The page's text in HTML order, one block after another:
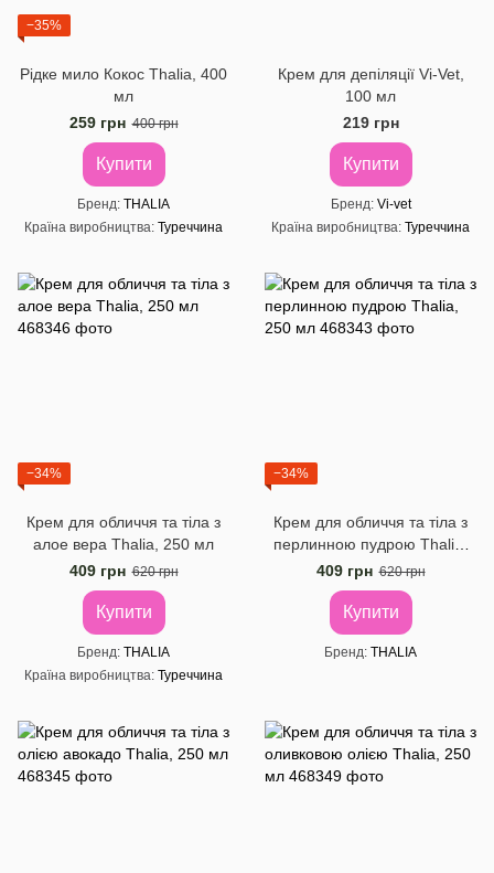
−35%
Рідке мило Кокос Thalia, 400
мл
259 грн 400 грн
Купити
Бренд THALIA
Країна виробництва Туреччина
Крем для депіляції Vi-Vet,
100 мл
219 грн
Купити
Бренд Vi-vet
Країна виробництва Туреччина
−34%
Крем для обличчя та тіла з
алое вера Thalia, 250 мл
409 грн 620 грн
Купити
Бренд THALIA
Країна виробництва Туреччина
−34%
Крем для обличчя та тіла з
перлинною пудрою Thalia,
250 мл
409 грн 620 грн
Купити
Бренд THALIA